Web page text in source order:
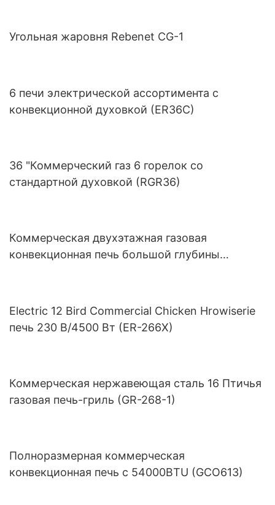
Угольная жаровня Rebenet CG-1
6 печи электрической ассортимента с
конвекционной духовкой (ER36C)
36 "Коммерческий газ 6 горелок со
стандартной духовкой (RGR36)
Коммерческая двухэтажная газовая
конвекционная печь большой глубины
Electric 12 Bird Commercial Chicken Hrowiserie
печь 230 В/4500 Вт (ER-266X)
Коммерческая нержавеющая сталь 16 Птичья
газовая печь-гриль (GR-268-1)
Полноразмерная коммерческая
конвекционная печь с 54000BTU (GCO613)